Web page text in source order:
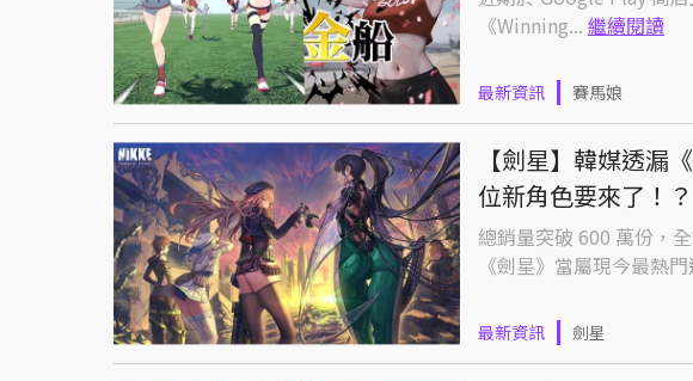
《Winning... 繼續閱讀
最新資訊 賽馬娘
【劍星】韓媒透漏
位新角色要來了！？
總銷量突破 600 萬份，
《劍星》當屬現今最熱
最新資訊 劍星